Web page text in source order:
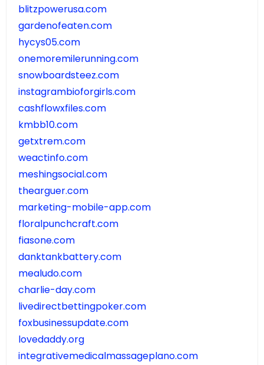
blitzpowerusa.com
gardenofeaten.com
hycys05.com
onemoremilerunning.com
snowboardsteez.com
instagrambioforgirls.com
cashflowxfiles.com
kmbb10.com
getxtrem.com
weactinfo.com
meshingsocial.com
thearguer.com
marketing-mobile-app.com
floralpunchcraft.com
fiasone.com
danktankbattery.com
mealudo.com
charlie-day.com
livedirectbettingpoker.com
foxbusinessupdate.com
lovedaddy.org
integrativemedicalmassageplano.com